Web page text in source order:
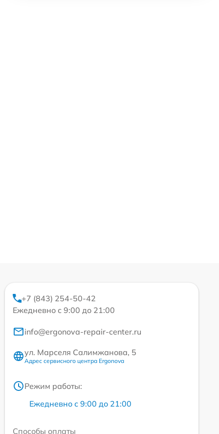
+7 (843) 254-50-42
Ежедневно с 9:00 до 21:00
info@ergonova-repair-center.ru
ул. Марселя Салимжанова, 5
Адрес сервисного центра Ergonova
Режим работы:
Ежедневно с 9:00 до 21:00
Способы оплаты